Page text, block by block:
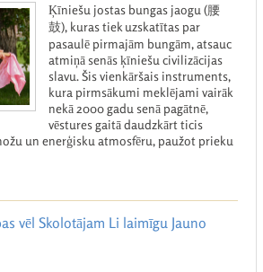
Ķīniešu jostas bungas jaogu (腰
鼓), kuras tiek uzskatītas par
pasaulē pirmajām bungām, atsauc
atmiņā senās ķīniešu civilizācijas
slavu. Šis vienkāršais instruments,
kura pirmsākumi meklējami vairāk
nekā 2000 gadu senā pagātnē,
vēstures gaitā daudzkārt ticis
un enerģisku atmosfēru, paužot prieku
vēl Skolotājam Li laimīgu Jauno